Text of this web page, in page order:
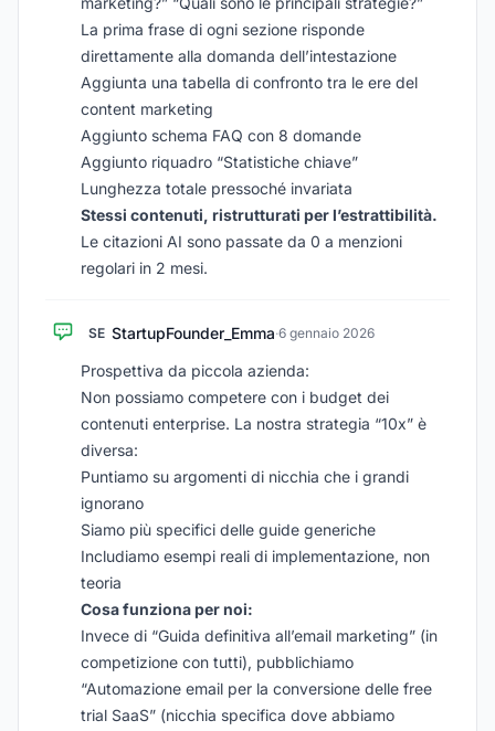
La prima frase di ogni sezione risponde
direttamente alla domanda dell’intestazione
Aggiunta una tabella di confronto tra le ere del
content marketing
Aggiunto schema FAQ con 8 domande
Aggiunto riquadro “Statistiche chiave”
Lunghezza totale pressoché invariata
Stessi contenuti, ristrutturati per l’estrattibilità.
Le citazioni AI sono passate da 0 a menzioni
regolari in 2 mesi.
SE StartupFounder_Emma·6 gennaio 2026
Prospettiva da piccola azienda:
Non possiamo competere con i budget dei
contenuti enterprise. La nostra strategia “10x” è
diversa:
Puntiamo su argomenti di nicchia che i grandi
ignorano
Siamo più specifici delle guide generiche
Includiamo esempi reali di implementazione, non
teoria
Cosa funziona per noi:
Invece di “Guida definitiva all’email marketing” (in
competizione con tutti), pubblichiamo
“Automazione email per la conversione delle free
trial SaaS” (nicchia specifica dove abbiamo